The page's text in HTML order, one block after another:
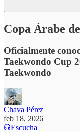
Copa Árabe
Oficialmente
Taekwondo Cup
Taekwondo
Chava Pérez
feb 18, 2026
Escucha